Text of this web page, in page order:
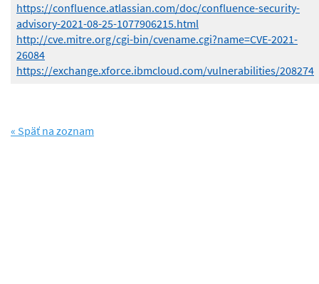
https://confluence.atlassian.com/doc/confluence-security-
advisory-2021-08-25-1077906215.html
http://cve.mitre.org/cgi-bin/cvename.cgi?name=CVE-2021-
26084
https://exchange.xforce.ibmcloud.com/vulnerabilities/208274
« Späť na zoznam